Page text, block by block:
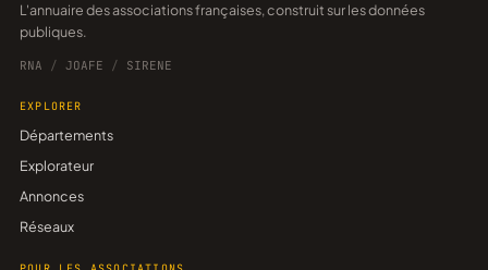
L'annuaire des associations françaises, construit sur les données
publiques.
RNA / JOAFE / SIRENE
EXPLORER
Départements
Explorateur
Annonces
Réseaux